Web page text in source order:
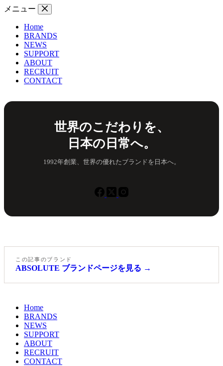
コ
プ
メニュー
Home
BRANDS
NEWS
SUPPORT
ABOUT
RECRUIT
CONTACT
世界のこだわりを、
日本の日常へ。
1992年創業、世界の優れたブランドを日本へ。
この記事のブランド
ABSOLUTE ブランドページを見る →
Home
BRANDS
NEWS
SUPPORT
ABOUT
RECRUIT
CONTACT